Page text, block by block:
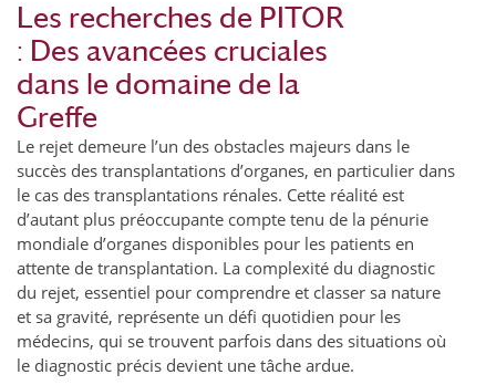
Les recherches de PITOR
: Des avancées cruciales
dans le domaine de la
Greffe
Le rejet demeure l’un des obstacles majeurs dans le
succès des transplantations d’organes, en particulier dans
le cas des transplantations rénales. Cette réalité est
d’autant plus préoccupante compte tenu de la pénurie
mondiale d’organes disponibles pour les patients en
attente de transplantation. La complexité du diagnostic
du rejet, essentiel pour comprendre et classer sa nature
et sa gravité, représente un défi quotidien pour les
médecins, qui se trouvent parfois dans des situations où
le diagnostic précis devient une tâche ardue.